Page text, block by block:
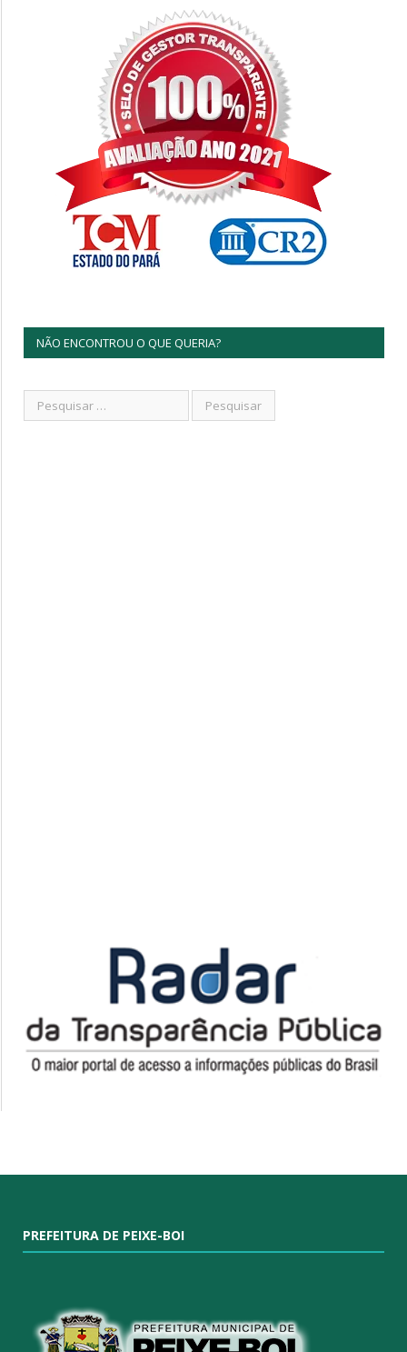
NÃO ENCONTROU O QUE QUERIA?
PREFEITURA DE PEIXE-BOI